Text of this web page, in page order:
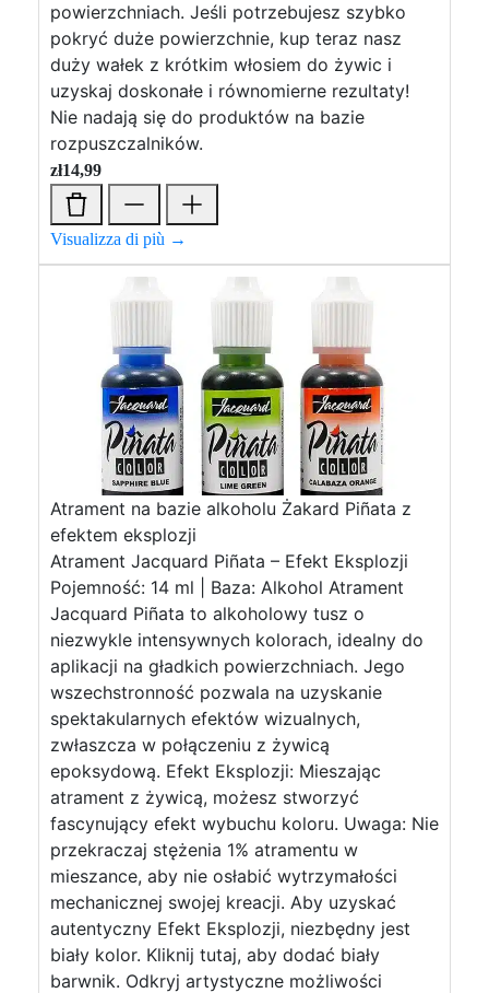
powierzchniach. Jeśli potrzebujesz szybko
pokryć duże powierzchnie, kup teraz nasz
duży wałek z krótkim włosiem do żywic i
uzyskaj doskonałe i równomierne rezultaty!
Nie nadają się do produktów na bazie
rozpuszczalników.
zł14,99
Visualizza di più →
Atrament na bazie alkoholu Żakard Piñata z
efektem eksplozji
Atrament Jacquard Piñata – Efekt Eksplozji
Pojemność: 14 ml | Baza: Alkohol Atrament
Jacquard Piñata to alkoholowy tusz o
niezwykle intensywnych kolorach, idealny do
aplikacji na gładkich powierzchniach. Jego
wszechstronność pozwala na uzyskanie
spektakularnych efektów wizualnych,
zwłaszcza w połączeniu z żywicą
epoksydową. Efekt Eksplozji: Mieszając
atrament z żywicą, możesz stworzyć
fascynujący efekt wybuchu koloru. Uwaga: Nie
przekraczaj stężenia 1% atramentu w
mieszance, aby nie osłabić wytrzymałości
mechanicznej swojej kreacji. Aby uzyskać
autentyczny Efekt Eksplozji, niezbędny jest
biały kolor. Kliknij tutaj, aby dodać biały
barwnik. Odkryj artystyczne możliwości